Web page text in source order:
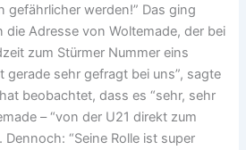
gefährlicher werden!” Das ging
die Adresse von Woltemade, der bei
zum Stürmer Nummer eins
gerade sehr gefragt bei uns”, sagte
beobachtet, dass es “sehr, sehr
– “von der U21 direkt zum
Dennoch: “Seine Rolle ist super